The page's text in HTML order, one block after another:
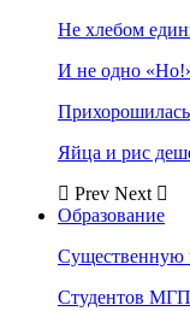
Не хлебом
И не одно
Яйца и рис
Prev Next
Образование
Существенную
Студентов